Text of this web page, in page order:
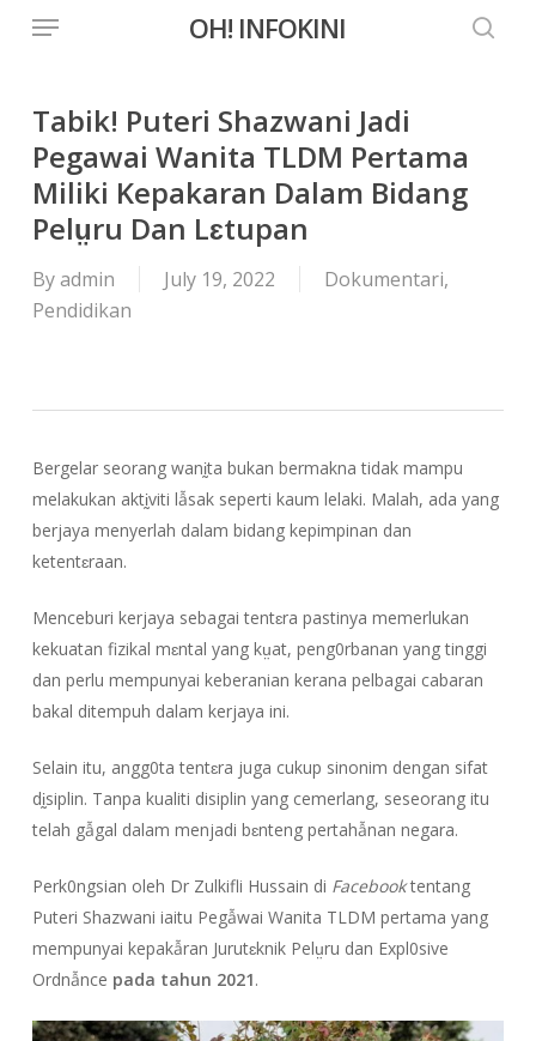
content
OH! INFOKINI
Menu
Tabik! Puteri Shazwani Jadi
Pegawai Wanita TLDM Pertama
Miliki Kepakaran Dalam Bidang
Pelṳru Dan Lɛtupan
Byadmin July 19, 2022 Dokumentari,
Pendidikan
Bergelar seorang wanḭta bukan bermakna tidak mampu
melakukan aktḭviti lẫsak seperti kaum lelaki. Malah, ada yang
berjaya menyerlah dalam bidang kepimpinan dan
ketentɛraan.
Menceburi kerjaya sebagai tentɛra pastinya memerlukan
kekuatan fizikal mɛntal yang kṳat, peng0rbanan yang tinggi
dan perlu mempunyai keberanian kerana pelbagai cabaran
bakal ditempuh dalam kerjaya ini.
Selain itu, angg0ta tentɛra juga cukup sinonim dengan sifat
dḭsiplin. Tanpa kualiti disiplin yang cemerlang, seseorang itu
telah gẫgal dalam menjadi bɛnteng pertahẫnan negara.
Perk0ngsian oleh Dr Zulkifli Hussain di Facebooktentang
Puteri Shazwani iaitu Pegẫwai Wanita TLDM pertama yang
mempunyai kepakẫran Jurutɛknik Pelṳru dan Expl0sive
Ordnẫnce pada tahun 2021.